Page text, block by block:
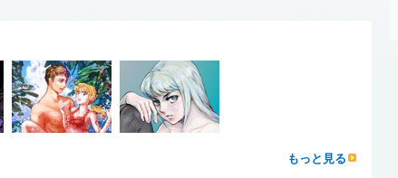
もっと見る